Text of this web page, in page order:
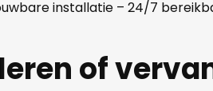
installatie – 24/7
of